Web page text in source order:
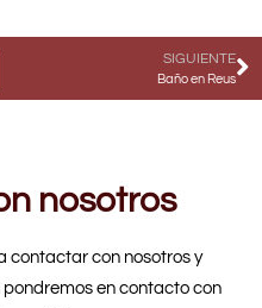
SIGUIENTE
Baño en Reus
nosotros
contactar con nosotros y
en contacto con